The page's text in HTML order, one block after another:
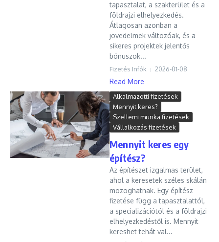
tapasztalat, a szakterület és a
földrajzi elhelyezkedés.
Átlagosan azonban a
jövedelmek változóak, és a
sikeres projektek jelentős
bónuszok...
Fizetés Infók 2026-01-08
Read More
Alkalmazotti fizetések
Mennyit keres?
Szellemi munka fizetések
Vállalkozás fizetések
Mennyit keres egy
építész?
Az építészet izgalmas terület,
ahol a keresetek széles skálán
mozoghatnak. Egy építész
fizetése függ a tapasztalattól,
a specializációtól és a földrajzi
elhelyezkedéstől is. Mennyit
kereshet tehát val...